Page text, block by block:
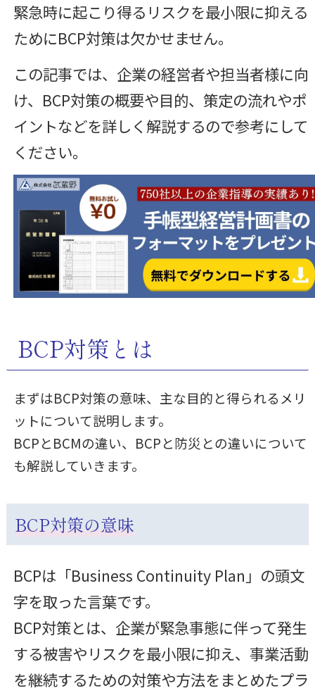
緊急時に起こり得るリスクを最小限に抑える
ためにBCP対策は欠かせません。
この記事では、企業の経営者や担当者様に向
け、BCP対策の概要や目的、策定の流れやポ
イントなどを詳しく解説するので参考にして
ください。
BCP対策とは
まずはBCP対策の意味、主な目的と得られるメリ
ットについて説明します。
BCPとBCMの違い、BCPと防災との違いについて
も解説していきます。
BCP対策の意味
BCPは「Business Continuity Plan」の頭文
字を取った言葉です。
BCP対策とは、企業が緊急事態に伴って発生
する被害やリスクを最小限に抑え、事業活動
を継続するための対策や方法をまとめたプラ